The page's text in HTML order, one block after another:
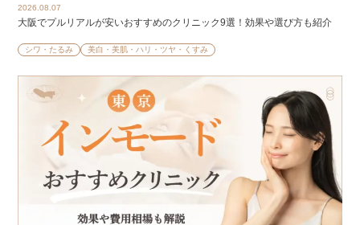
2026.08.07
大阪でプルリアルが安いおすすめのクリニック9選！効果や選び方も紹介
シワ・たるみ 美白・美肌・ハリ・ツヤ・くすみ